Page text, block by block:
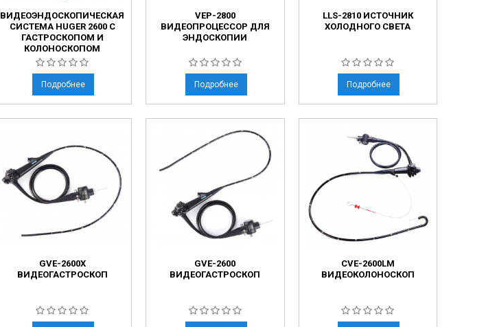
ВИДЕОЭНДОСКОПИЧЕСКАЯ
СИСТЕМА HUGER 2600 С
ГАСТРОСКОПОМ И
КОЛОНОСКОПОМ
Подробнее
VEP-2800
ВИДЕОПРОЦЕССОР ДЛЯ
ЭНДОСКОПИИ
Подробнее
LLS-2810 ИСТОЧНИК
ХОЛОДНОГО СВЕТА
Подробнее
GVE-2600X
ВИДЕОГАСТРОСКОП
GVE-2600
ВИДЕОГАСТРОСКОП
CVE-2600LM
ВИДЕОКОЛОНОСКОП